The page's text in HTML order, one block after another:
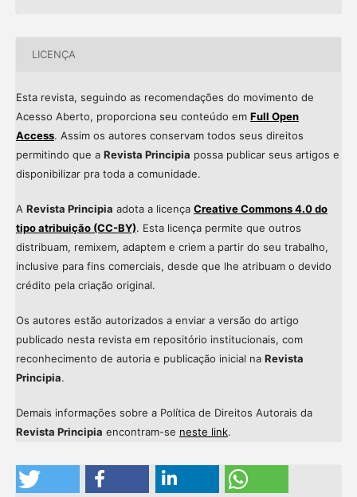
LICENÇA
Esta revista, seguindo as recomendações do movimento de
Acesso Aberto, proporciona seu conteúdo em Full Open
Access. Assim os autores conservam todos seus direitos
permitindo que a Revista Principia possa publicar seus artigos e
disponibilizar pra toda a comunidade.
A Revista Principia adota a licença Creative Commons 4.0 do
tipo atribuição (CC-BY). Esta licença permite que outros
distribuam, remixem, adaptem e criem a partir do seu trabalho,
inclusive para fins comerciais, desde que lhe atribuam o devido
crédito pela criação original.
Os autores estão autorizados a enviar a versão do artigo
publicado nesta revista em repositório institucionais, com
reconhecimento de autoria e publicação inicial na Revista
Principia.
Demais informações sobre a Política de Direitos Autorais da
Revista Principia encontram-se neste link.